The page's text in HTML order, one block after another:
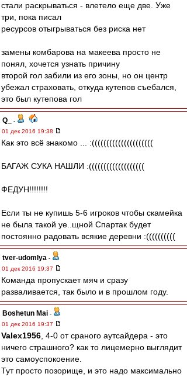
стали раскрываться - влетело еще две. Уже
три, пока писал
ресурсов отыгрываться без риска нет
замены комбарова на макеева просто не
понял, хочется узнать причину
второй гол забили из его зоны, но он центр
убежал страховать, откуда кутепов съебался,
это был кутепова гол
Q_
-
01 дек 2016 19:38
Как это всё знакомо ... :(((((((((((((((((((((
БАГАЖ СУКА НАШЛИ :(((((((((((((((((((
ФЕДУН!!!!!!!!
Если ты не купишь 5-6 игроков чтобы скамейка
не была такой уе..щной Спартак будет
постоянно радовать всякие деревни :((((((((((
tver-udomlya -
01 дек 2016 19:37
Команда пропускает мяч и сразу
разваливается, так было и в прошлом году.
Boshetun Mai -
01 дек 2016 19:37
Valex1956 , 4-0 от сраного аутсайдера - это
ничего страшного? как то лицемерно выглядит
это самоуспокоение.
Тут просто позорище, и это надо максимально